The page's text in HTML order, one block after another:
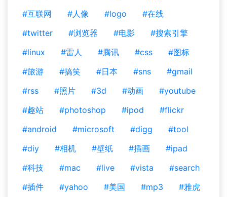
#互联网
#人像 #logo
#在线
#twitter
#浏览器 #电影
#搜索引擎
#linux
#雷人 #腾讯 #css
#图标
#旅游
#搞笑 #日本 #sns
#gmail
#rss
#照片 #3d #动画
#youtube
#趣站
#photoshop #ipod
#flickr
#android
#microsoft #digg
#tool
#diy
#相机 #壁纸 #插画
#ipad
#科技
#mac #live #vista
#search
#插件
#yahoo #美国 #mp3
#雅虎